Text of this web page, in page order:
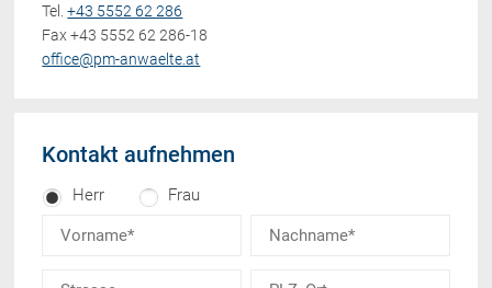
Tel.+43 5552 62 286
Fax +43 5552 62 286-18
office@pm-anwaelte.at
Kontakt aufnehmen
Herr Frau